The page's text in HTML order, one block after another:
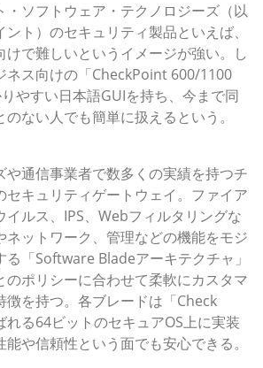
・ソフトウェア・テクノロジーズ（以
ト）のセキュリティ製品といえば、
けで難しいというイメージが強い。し
ネス向けの「CheckPoint 600/1100
やすい日本語GUIを持ち、今まで同
ない人でも簡単に扱えるという。
通信事業者で数多くの実績を持つチ
セキュリティゲートウェイ。ファイア
イルス、IPS、Webフィルタリングな
ネットワーク、管理などの機能をモジ
る「Software Bladeアーキテクチャ」
のポリシーに合わせて柔軟にカスタマ
徴を持つ。各ブレードは「Check
る64ビットのセキュアOS上に実装
や信頼性という面でも安心できる。